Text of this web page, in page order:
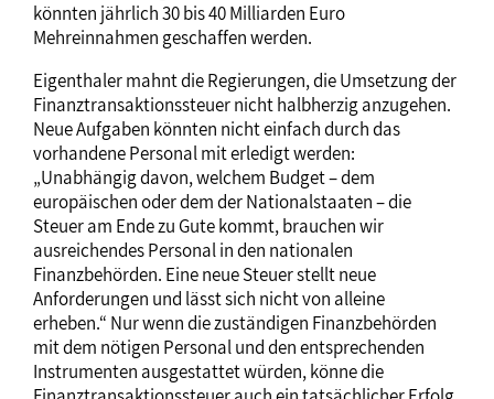
könnten jährlich 30 bis 40 Milliarden Euro
Mehreinnahmen geschaffen werden.
Eigenthaler mahnt die Regierungen, die Umsetzung der
Finanztransaktionssteuer nicht halbherzig anzugehen.
Neue Aufgaben könnten nicht einfach durch das
vorhandene Personal mit erledigt werden:
„Unabhängig davon, welchem Budget – dem
europäischen oder dem der Nationalstaaten – die
Steuer am Ende zu Gute kommt, brauchen wir
ausreichendes Personal in den nationalen
Finanzbehörden. Eine neue Steuer stellt neue
Anforderungen und lässt sich nicht von alleine
erheben.“ Nur wenn die zuständigen Finanzbehörden
mit dem nötigen Personal und den entsprechenden
Instrumenten ausgestattet würden, könne die